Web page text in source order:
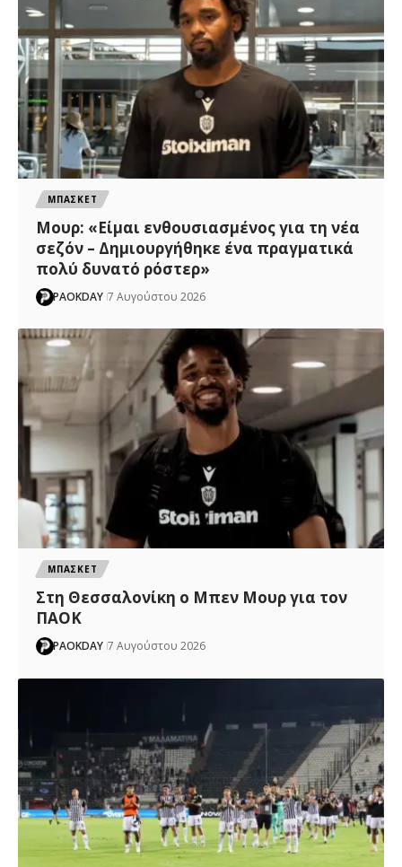
ΜΠΑΣΚΕΤ
Μουρ: «Είμαι ενθουσιασμένος για τη νέα
σεζόν – Δημιουργήθηκε ένα πραγματικά
πολύ δυνατό ρόστερ»
PAOKDAY 7 Αυγούστου 2026
ΜΠΑΣΚΕΤ
Στη Θεσσαλονίκη ο Μπεν Μουρ για τον
ΠΑΟΚ
PAOKDAY 7 Αυγούστου 2026